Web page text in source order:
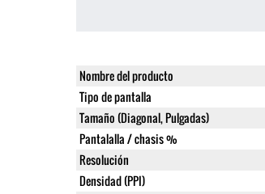
Nombre del producto
Tipo de pantalla
Tamaño (Diagonal, Pulgadas)
Pantalalla / chasis %
Resolución
Densidad (PPI)